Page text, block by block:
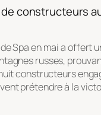
constructeurs
Spa en mai a offert
russes,
constructeurs
prétendre à la